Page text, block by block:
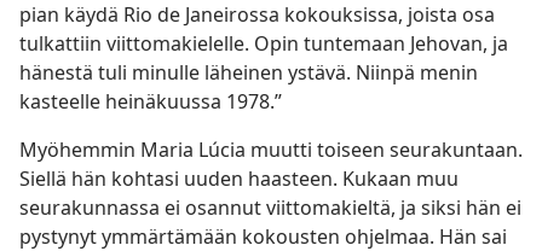
pian käydä Rio de Janeirossa kokouksissa, joista osa
tulkattiin viittomakielelle. Opin tuntemaan Jehovan, ja
hänestä tuli minulle läheinen ystävä. Niinpä menin
kasteelle heinäkuussa 1978.”
Myöhemmin Maria Lúcia muutti toiseen seurakuntaan.
Siellä hän kohtasi uuden haasteen. Kukaan muu
seurakunnassa ei osannut viittomakieltä, ja siksi hän ei
pystynyt ymmärtämään kokousten ohjelmaa. Hän sai